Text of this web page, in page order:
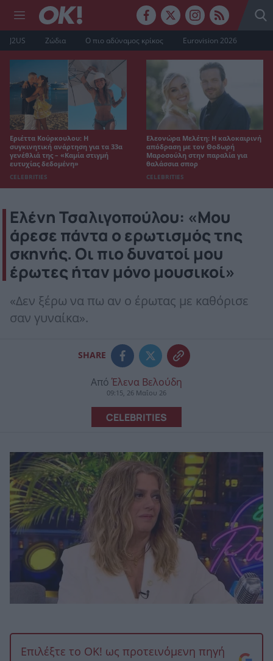
J2US Ζώδια Ο πιο αδύναμος κρίκος Eurovision 2026
Εριέττα Κούρκουλου: Η
συγκινητική ανάρτηση για τα 33α
γενέθλιά της – «Καμία στιγμή
ευτυχίας δεδομένη»
CELEBRITIES
Ελεονώρα Μελέτη: Η καλοκαιρινή
απόδραση με τον Θοδωρή
Μαροσούλη στην παραλία για
θαλάσσια σπορ
CELEBRITIES
Ελένη Τσαλιγοπούλου: «Μου
άρεσε πάντα ο ερωτισμός της
σκηνής. Οι πιο δυνατοί μου
έρωτες ήταν μόνο μουσικοί»
«Δεν ξέρω να πω αν ο έρωτας με καθόρισε
σαν γυναίκα».
SHARE
Από Έλενα Βελούδη
09:15, 26 Μαΐου 26
CELEBRITIES
Επιλέξτε το OK! ως προτεινόμενη πηγή